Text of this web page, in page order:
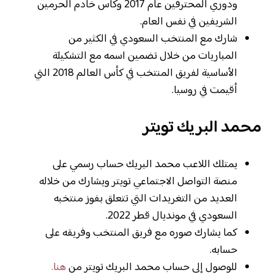
ودوري المحترفين عام 2017 وكأس خادم الحرمين
الشريفين في نفس العام.
شارك مع المنتخب السعودي في الكثير من
المباريات من خلال تضمين اسمه مع التشكيلة
الأساسية لفريق المنتخب في كأس العالم 2018 التي
أقيمت في روسيا.
محمد البريك تويتر
يمتلك اللاعب محمد البريك حساب رسمي على
منصة التواصل الاجتماعي تويتر ويشارك من خلاله
العديد من التغريدات التي تتعلق بفوز منتخبه
السعودي في مونديال قطر 2022.
كما يشارك صوره مع فريق المنتخب وفريقه على
حسابه.
للوصول إلى حساب محمد البريك تويتر منهنا.